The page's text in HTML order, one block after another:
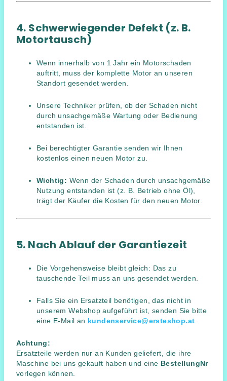
4. Schwerwiegender Defekt (z. B.
Motortausch)
Wenn innerhalb von 1 Jahr ein Motorschaden
auftritt, muss der komplette Motor an unseren
Standort gesendet werden.
Unsere Techniker prüfen, ob der Schaden nicht
durch unsachgemäße Wartung oder Bedienung
entstanden ist.
Bei berechtigter Garantie senden wir Ihnen
kostenlos einen neuen Motor zu.
Wichtig: Wenn der Schaden durch unsachgemäße
Nutzung entstanden ist (z. B. Betrieb ohne Öl),
trägt der Käufer die Kosten für den neuen Motor.
5. Nach Ablauf der Garantiezeit
Die Vorgehensweise bleibt gleich: Das zu
tauschende Teil muss an uns gesendet werden.
Falls Sie ein Ersatzteil benötigen, das nicht in
unserem Webshop aufgeführt ist, senden Sie bitte
eine E-Mail an kundenservice@ersteshop.at
Achtung:
Ersatzteile werden nur an Kunden geliefert, die ihre
Maschine bei uns gekauft haben und eine BestellungNr
vorlegen können.